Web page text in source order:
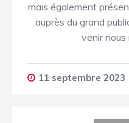
mais également
auprès du grand
venir
11 septembre 2023